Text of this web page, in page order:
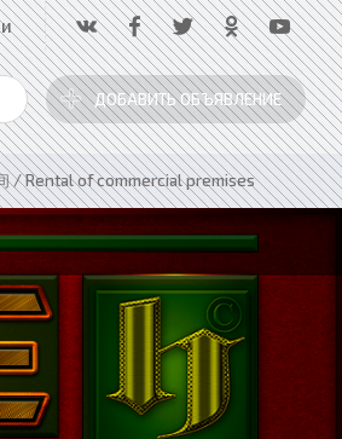
ДОБАВИТЬ ОБЪЯВЛЕНИЕ
/ Rental of commercial premises